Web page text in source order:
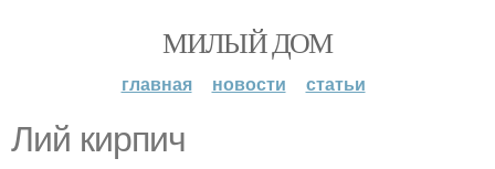
МИЛЫЙ ДОМ
главная новости статьи
Лий кирпич